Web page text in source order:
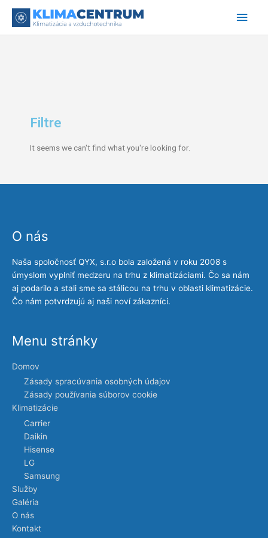
Filtre
It seems we can't find what you're looking for.
O nás
Naša spoločnosť QYX, s.r.o bola založená v roku 2008 s
úmyslom vyplniť medzeru na trhu z klimatizáciami. Čo sa nám
aj podarilo a stali sme sa stálicou na trhu v oblasti klimatizácie.
Čo nám potvrdzujú aj naši noví zákazníci.
Menu stránky
Domov
Zásady spracúvania osobných údajov
Zásady používania súborov cookie
Klimatizácie
Carrier
Daikin
Hisense
LG
Samsung
Služby
Galéria
O nás
Kontakt